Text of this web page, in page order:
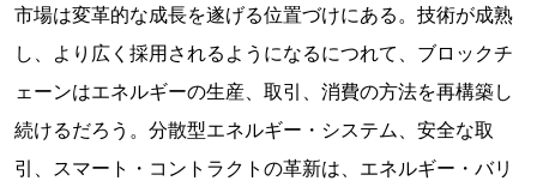
市場は変革的な成長を遂げる位置づけにある。技術が成熟
し、より広く採用されるようになるにつれて、ブロックチ
ェーンはエネルギーの生産、取引、消費の方法を再構築し
続けるだろう。分散型エネルギー・システム、安全な取
引、スマート・コントラクトの革新は、エネルギー・バリ